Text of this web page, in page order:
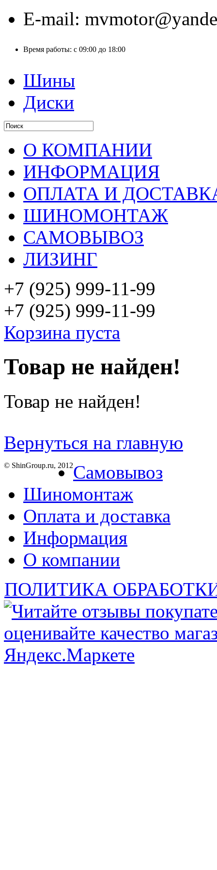
E-mail:
Время работы: с 09:00 до 18:00
Шины
Диски
О КОМПАНИИ
ИНФОРМАЦИЯ
ОПЛАТА И
ШИНОМОНТАЖ
САМОВЫВОЗ
ЛИЗИНГ
+7 (925) 999-11-99
+7 (925) 999-11-99
Корзина пуста
Товар не найден!
Товар не найден!
Вернуться на главную
© ShinGroup.ru, 2012Самовывоз
Шиномонтаж
Оплата и доставка
Информация
О компании
ПОЛИТИКА